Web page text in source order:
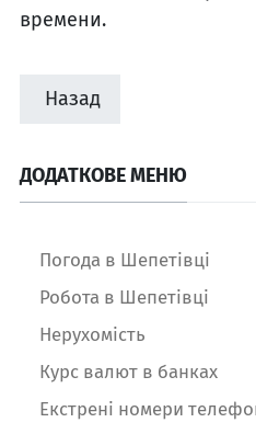
времени.
Назад
ДОДАТКОВЕ МЕНЮ
Погода в Шепетівці
Робота в Шепетівці
Нерухомість
Курс валют в банках
Екстрені номери